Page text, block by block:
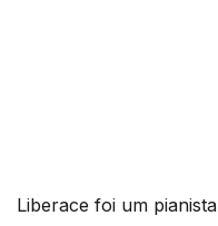
Liberace foi um pianista